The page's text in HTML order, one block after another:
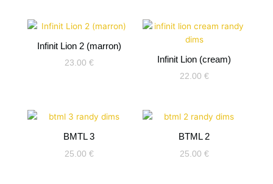
Infinit Lion 2 (marron)
23.00 € Infinit Lion (cream)
22.00 €
BMTL 3
25.00 €
BTML 2
25.00 €